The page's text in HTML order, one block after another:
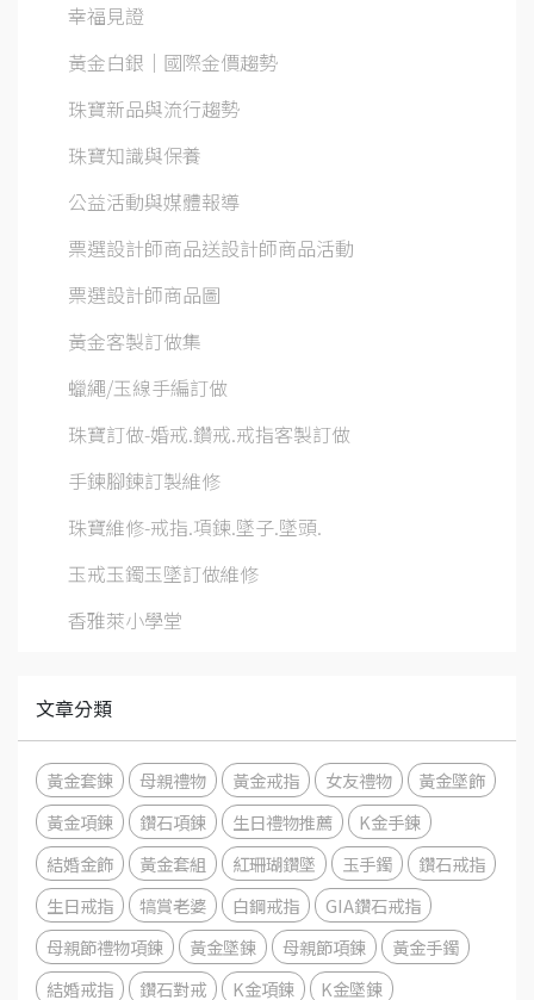
幸福見證
黃金白銀│國際金價趨勢
珠寶新品與流行趨勢
珠寶知識與保養
公益活動與媒體報導
票選設計師商品送設計師商品活動
票選設計師商品圖
黃金客製訂做集
蠟繩/玉線手編訂做
珠寶訂做-婚戒.鑽戒.戒指客製訂做
手鍊腳鍊訂製維修
珠寶維修-戒指.項鍊.墜子.墜頭.
玉戒玉鐲玉墜訂做維修
香雅萊小學堂
文章分類
黃金套鍊 母親禮物 黃金戒指 女友禮物
黃金墜飾
黃金項鍊
鑽石項鍊 生日禮物推薦
K金手鍊
結婚金飾
黃金套組 紅珊瑚鑽墜 玉手鐲
鑽石戒指
生日戒指
犒賞老婆 白鋼戒指
GIA鑽石戒指
母親節禮物項鍊
黃金墜鍊 母親節項鍊
黃金手鐲
結婚戒指
鑽石對戒 K金項鍊 K金墜鍊